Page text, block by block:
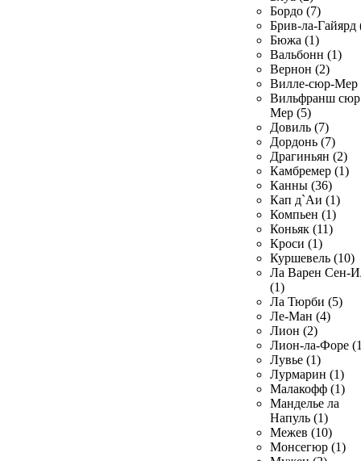
Бордо (7)
Брив-ла-Гайярд
Бюжа (1)
Вальбонн (1)
Вернон (2)
Вилле-сюр-Мер
Вильфранш сюр
Мер (5)
Довиль (7)
Дордонь (7)
Драгиньян (2)
Камбремер (1)
Канны (36)
Кап д`Аи (1)
Компьен (1)
Коньяк (11)
Кроси (1)
Куршевель (10)
Ла Варен Сен-
(1)
Ла Тюрби (5)
Ле-Ман (4)
Лион (2)
Лион-ла-Форе
Лувье (1)
Лурмарин (1)
Малакофф (1)
Манделье ла
Напуль (1)
Межев (10)
Монсегюр (1)